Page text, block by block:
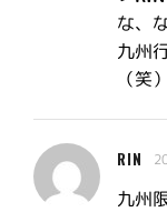
な、
九州
（笑）
RIN
九州